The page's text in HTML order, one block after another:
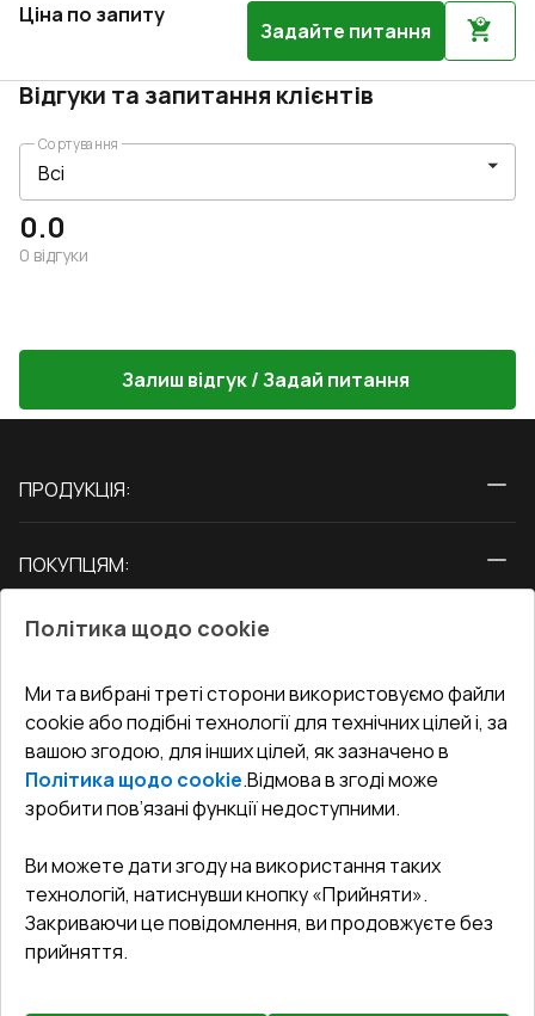
Ціна по запиту
Задайте питання
Відгуки та запитання клієнтів
0.0
0 відгуки
Сортування
Залиш відгук / Задай питання
ПРОДУКЦІЯ:
Двері
ПОКУПЦЯМ:
Блог
Адреса гіпермаркета
Як правильно заміряти вікна
СЕРВІС ТА ОБЛУГОВУВАННЯ:
Доставка і Оплата
Гарантія та Сервіс
Повернення товару
Договір публічної оферти
КОНТАКТИ
Офіс:Україна, м. Вінниця, вул. Келецька 60 кв. 61
undefined(undefined)
Політика щодо cookie
Ми та вибрані треті сторони використовуємо файли
cookie або подібні технології для технічних цілей і, за
вашою згодою, для інших цілей, як зазначено в
Політика щодо cookie.Відмова в згоді може
зробити пов’язані функції недоступними.
Ви можете дати згоду на використання таких
технологій, натиснувши кнопку «Прийняти».
Закриваючи це повідомлення, ви продовжуєте без
прийняття.